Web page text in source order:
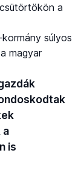
a
súlyos
magyar
a
is